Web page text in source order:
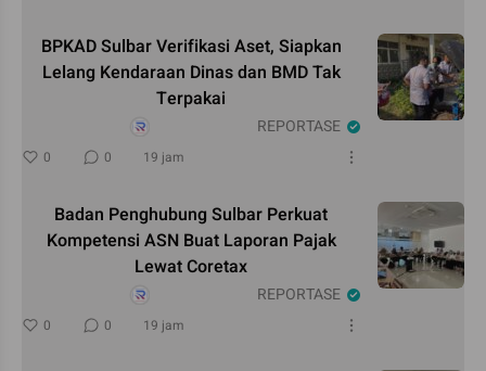
BPKAD Sulbar Verifikasi Aset, Siapkan
Lelang Kendaraan Dinas dan BMD Tak
Terpakai
REPORTASE
0 0 19 jam
Badan Penghubung Sulbar Perkuat
Kompetensi ASN Buat Laporan Pajak
Lewat Coretax
REPORTASE
0 0 19 jam